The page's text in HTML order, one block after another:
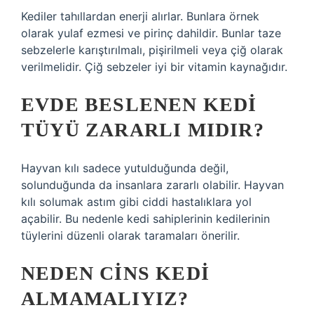
Kediler tahıllardan enerji alırlar. Bunlara örnek
olarak yulaf ezmesi ve pirinç dahildir. Bunlar taze
sebzelerle karıştırılmalı, pişirilmeli veya çiğ olarak
verilmelidir. Çiğ sebzeler iyi bir vitamin kaynağıdır.
EVDE BESLENEN KEDI
TÜYÜ ZARARLI MIDIR?
Hayvan kılı sadece yutulduğunda değil,
solunduğunda da insanlara zararlı olabilir. Hayvan
kılı solumak astım gibi ciddi hastalıklara yol
açabilir. Bu nedenle kedi sahiplerinin kedilerinin
tüylerini düzenli olarak taramaları önerilir.
NEDEN CINS KEDI
ALMAMALIYIZ?